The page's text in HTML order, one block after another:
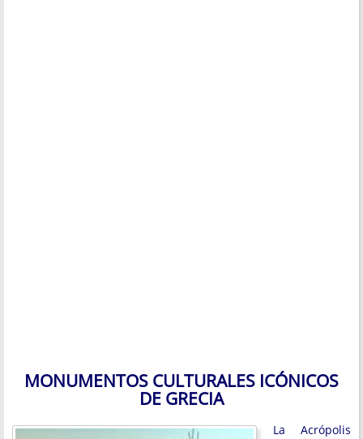
MONUMENTOS CULTURALES ICÓNICOS
DE GRECIA
La Acrópolis